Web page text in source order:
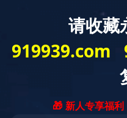
汇润机械—— 固井压裂泵液